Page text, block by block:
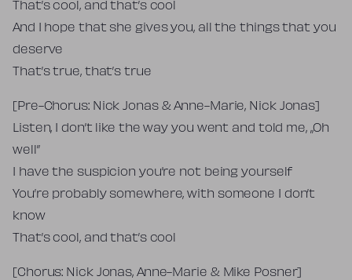
That’s cool, and that’s cool
And I hope that she gives you, all the things that you
deserve
That’s true, that’s true
[Pre-Chorus: Nick Jonas & Anne-Marie, Nick Jonas]
Listen, I don’t like the way you went and told me, „Oh
well”
I have the suspicion you’re not being yourself
You’re probably somewhere, with someone I don’t
know
That’s cool, and that’s cool
[Chorus: Nick Jonas, Anne-Marie & Mike Posner]